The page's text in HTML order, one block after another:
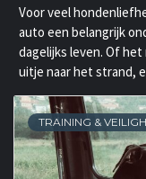
Voor veel
auto een belangrijk
dagelijks leven. Of het
uitje naar het strand,
TRAINING &